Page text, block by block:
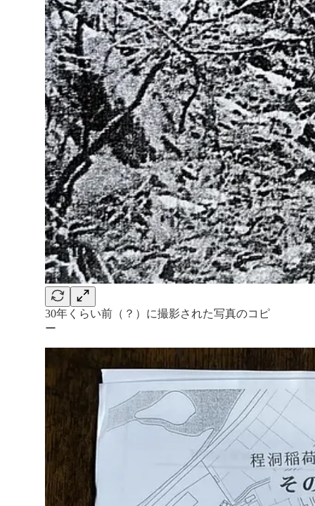
30年くらい前（？）に撮影された写真のコピ
ー